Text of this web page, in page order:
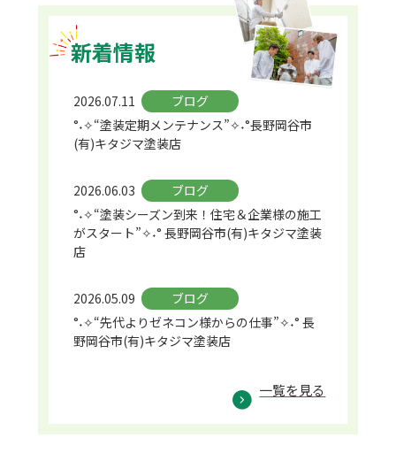
新着情報
2026.07.11
ブログ
°˖✧“塗装定期メンテナンス”✧˖°長野岡谷市
(有)キタジマ塗装店
2026.06.03
ブログ
°˖✧“塗装シーズン到来！住宅＆企業様の施工
がスタート”✧˖° 長野岡谷市(有)キタジマ塗装
店
2026.05.09
ブログ
°˖✧“先代よりゼネコン様からの仕事”✧˖° 長
野岡谷市(有)キタジマ塗装店
一覧を見る